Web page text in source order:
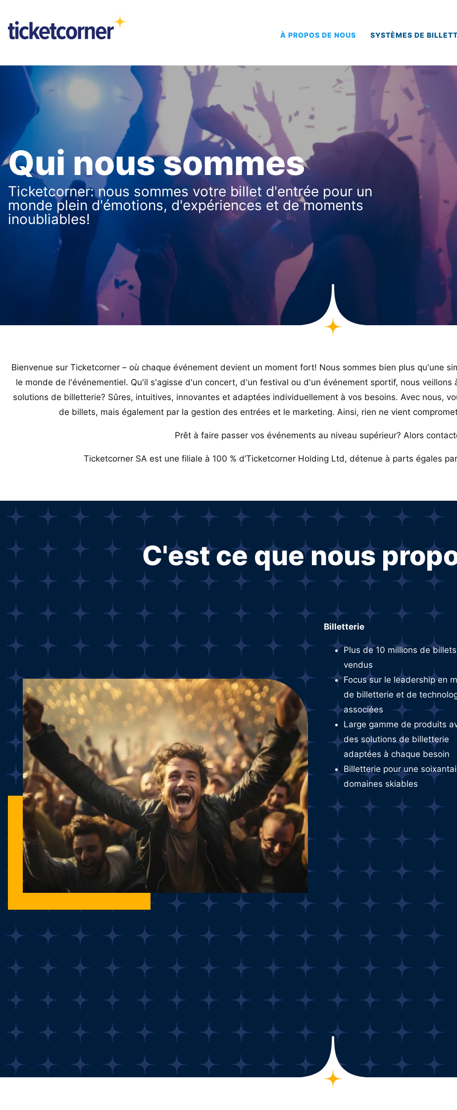
À PROPOS DE NOUS SYSTÈMES DE
Qui nous sommes
Ticketcorner: nous sommes votre billet d'entrée pour un
monde plein d'émotions, d'expériences et de moments
inoubliables!
Bienvenue sur Ticketcorner – où chaque événement devient un moment fort! Nous sommes bien plus qu'une
le monde de l'événementiel. Qu'il s'agisse d'un concert, d'un festival ou d'un événement sportif, nous veillons
solutions de billetterie? Sûres, intuitives, innovantes et adaptées individuellement à vos besoins. Avec nous,
de billets, mais également par la gestion des entrées et le marketing. Ainsi, rien ne vient
Prêt à faire passer vos événements au niveau supérieur? Alors
Ticketcorner SA est une filiale à 100 % d’Ticketcorner Holding Ltd, détenue à parts égales
C'est ce que nous
Billetterie
Plus de 10 millions de billets
vendus
Focus sur le leadership en
de billetterie et de
associées
Large gamme de produits
des solutions de billetterie
adaptées à chaque besoin
Billetterie pour une
domaines skiables